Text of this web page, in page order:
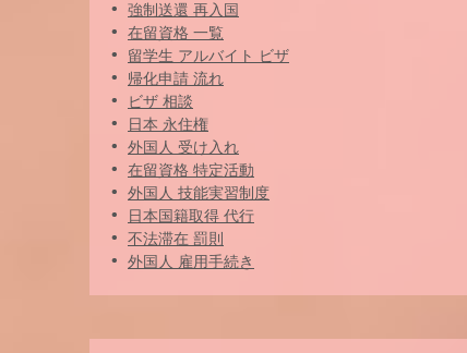
強制送還 再入国
在留資格 一覧
留学生 アルバイト ビザ
帰化申請 流れ
ビザ 相談
日本 永住権
外国人 受け入れ
在留資格 特定活動
外国人 技能実習制度
日本国籍取得 代行
不法滞在 罰則
外国人 雇用手続き